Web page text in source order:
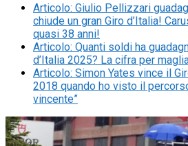
Articolo: Giulio Pellizzari
chiude un gran Giro d’Italia!
quasi 38 anni!
Articolo: Quanti soldi ha
d’Italia 2025? La cifra per
Articolo: Simon Yates vince il
2018 quando ho visto il
vincente”